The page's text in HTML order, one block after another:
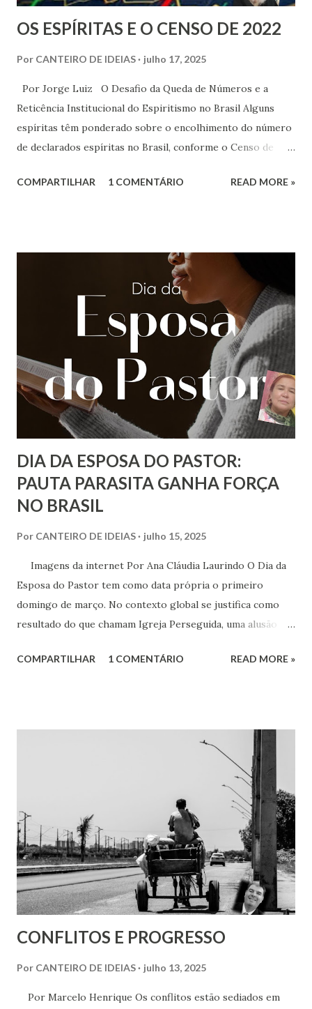
OS ESPÍRITAS E O CENSO DE 2022
Por CANTEIRO DE IDEIAS julho 17, 2025
Por Jorge Luiz O Desafio da Queda de Números e a
Reticência Institucional do Espiritismo no Brasil Alguns
espíritas têm ponderado sobre o encolhimento do número
de declarados espíritas no Brasil, conforme o Censo de
tentativas de minimizar o problema. O fato é que, até o
as casas espíritas. Essa ausência das federativas no debate
não chega a ser surpreendente e é uma clara demonstração
da dinâmica do movimento espírita brasileiro (MEB). As
federativas, na realidade, tornaram-se instituições de
relacionamento público-social do movimento espírita.
COMPARTILHAR 1 COMENTÁRIO READ MORE »
DIA DA ESPOSA DO PASTOR:
PAUTA PARASITA GANHA FORÇA
NO BRASIL
Por CANTEIRO DE IDEIAS julho 15, 2025
Imagens da internet Por Ana Cláudia Laurindo O Dia da
Esposa do Pastor tem como data própria o primeiro
domingo de março. No contexto global se justifica como
resultado do que chamam Igreja Perseguida, uma alusão
países que já possuem suas tradições de fé, mas em nome
ocupando lugares em casas legislativas e ganhando sanções
dentro do poder executivo, como o que aconteceu
recentemente no estado do Pará. Um deputado do partido
Republicanos e representante da bancada evangélica (algo
que jamais deveria ser nominado com naturalidade, sendo o
Brasil um país laico (ainda) propôs um projeto de lei que foi
aprovado na Assembleia Legislativa e quando sancionado
pelo governador Helder Barbalho, no início deste mês, se
tornou a lei...
COMPARTILHAR 1 COMENTÁRIO READ MORE »
CONFLITOS E PROGRESSO
Por CANTEIRO DE IDEIAS julho 13, 2025
Por Marcelo Henrique Os conflitos estão sediados em